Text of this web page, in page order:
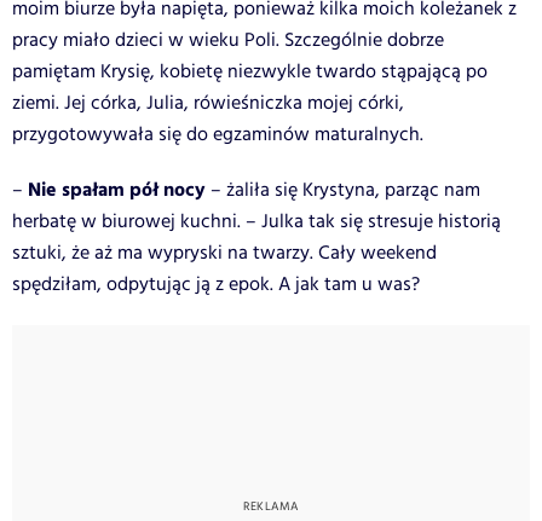
moim biurze była napięta, ponieważ kilka moich koleżanek z
pracy miało dzieci w wieku Poli. Szczególnie dobrze
pamiętam Krysię, kobietę niezwykle twardo stąpającą po
ziemi. Jej córka, Julia, rówieśniczka mojej córki,
przygotowywała się do egzaminów maturalnych.
– Nie spałam pół nocy – żaliła się Krystyna, parząc nam
herbatę w biurowej kuchni. – Julka tak się stresuje historią
sztuki, że aż ma wypryski na twarzy. Cały weekend
spędziłam, odpytując ją z epok. A jak tam u was?